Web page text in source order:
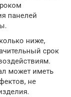
панелей
ниже,
срок
может иметь
не